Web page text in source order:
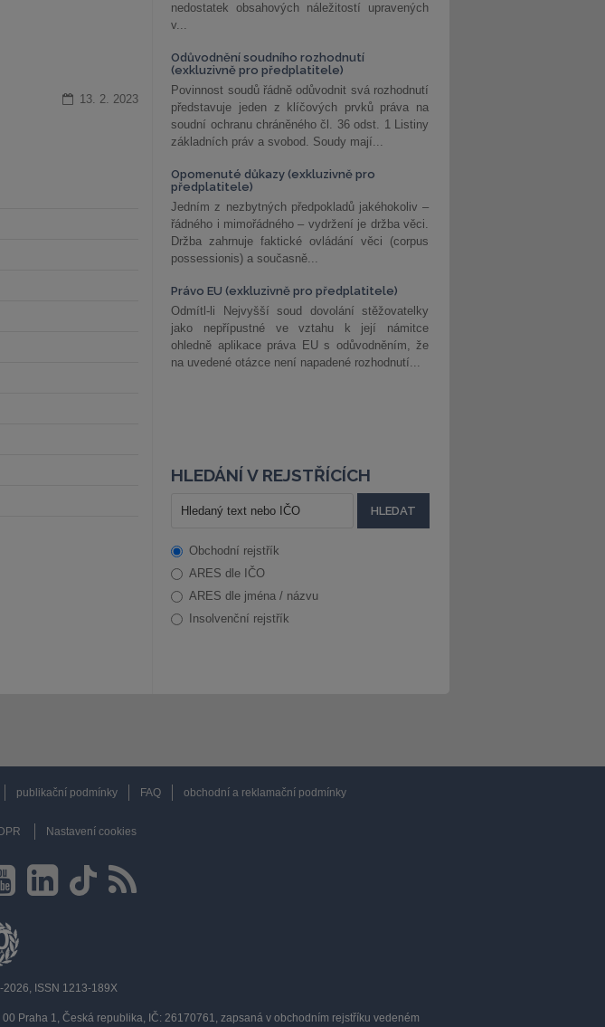
13. 2. 2023
nedostatek obsahových náležitostí upravených
v...
Odůvodnění soudního rozhodnutí
(exkluzivně pro předplatitele)
Povinnost soudů řádně odůvodnit svá rozhodnutí
představuje jeden z klíčových prvků práva na
soudní ochranu chráněného čl. 36 odst. 1 Listiny
základních práv a svobod. Soudy mají...
Opomenuté důkazy (exkluzivně pro
předplatitele)
Jedním z nezbytných předpokladů jakéhokoliv –
řádného i mimořádného – vydržení je držba věci.
Držba zahrnuje faktické ovládání věci (corpus
possessionis) a současně...
Právo EU (exkluzivně pro předplatitele)
Odmítl-li Nejvyšší soud dovolání stěžovatelky
jako nepřípustné ve vztahu k její námitce
ohledně aplikace práva EU s odůvodněním, že
na uvedené otázce není napadené rozhodnutí...
HLEDÁNÍ V REJSTŘÍCÍCH
Obchodní rejstřík
ARES dle IČO
ARES dle jména / názvu
Insolvenční rejstřík
publikační podmínky FAQ obchodní a reklamační podmínky
Nastavení cookies
2026, ISSN 1213-189X
Praha 1, Česká republika, IČ: 26170761, zapsaná v obchodním rejstříku vedeném